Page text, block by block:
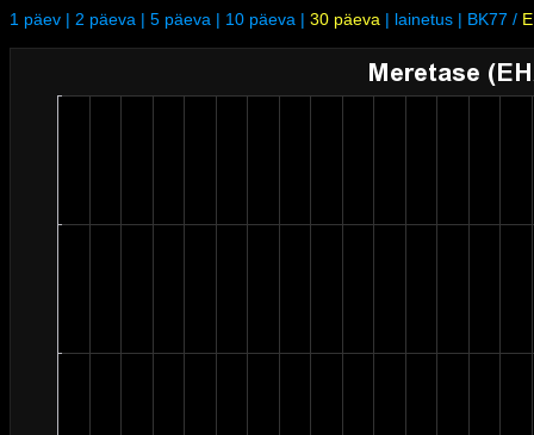
1 päev | 2 päeva | 5 päeva | 10 päeva | 30 päeva | lainetus | BK77 /